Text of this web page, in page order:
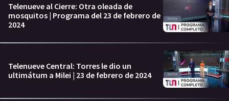
Telenueve al Cierre: Otra oleada de
mosquitos | Programa del 23 de febrero de
2024
Telenueve Central: Torres le dio un
ultimátum a Milei | 23 de febrero de 2024